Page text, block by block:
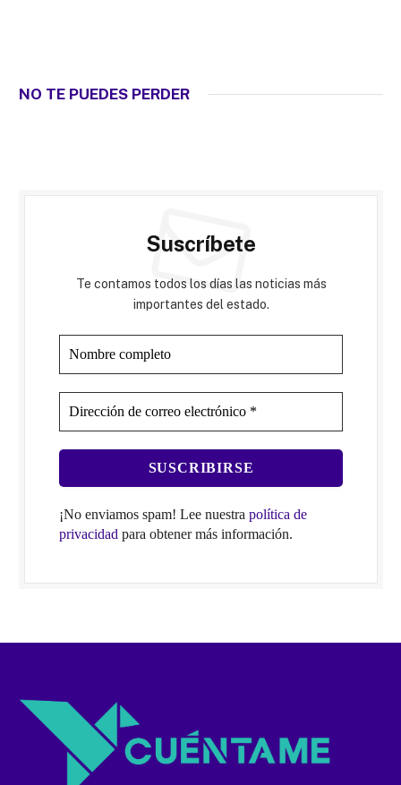
NO TE PUEDES PERDER
Suscríbete
Te contamos todos los días las noticias más
importantes del estado.
¡No enviamos spam! Lee nuestra política de
privacidad para obtener más información.